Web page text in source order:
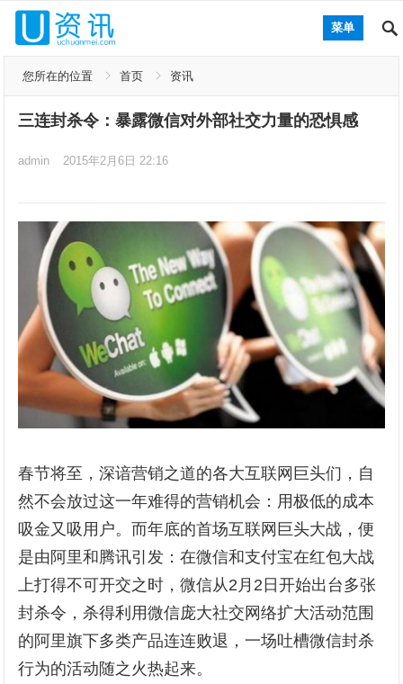
菜单
您所在的位置 首页 资讯
三连封杀令：暴露微信对外部社交力量的恐惧感
admin 2015年2月6日 22:16
春节将至，深谙营销之道的各大互联网巨头们，自
然不会放过这一年难得的营销机会：用极低的成本
吸金又吸用户。而年底的首场互联网巨头大战，便
是由阿里和腾讯引发：在微信和支付宝在红包大战
上打得不可开交之时，微信从2月2日开始出台多张
封杀令，杀得利用微信庞大社交网络扩大活动范围
的阿里旗下多类产品连连败退，一场吐槽微信封杀
行为的活动随之火热起来。